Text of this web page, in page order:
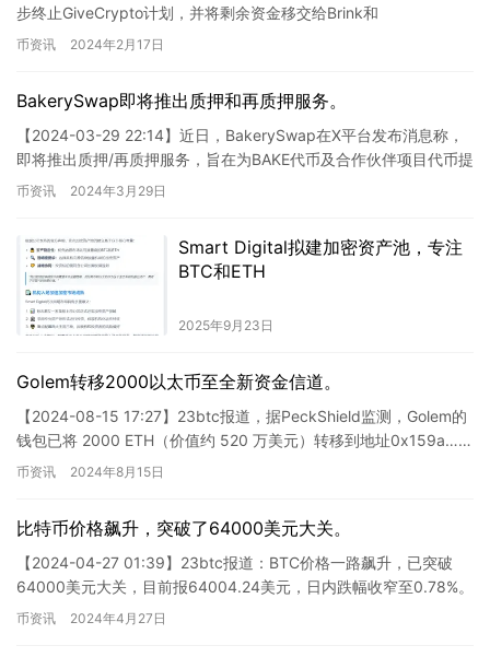
步终止GiveCrypto计划，并将剩余资金移交给Brink和
GiveDirectly。而B…
币资讯 2024年2月17日
BakerySwap即将推出质押和再质押服务。
【2024-03-29 22:14】近日，BakerySwap在X平台发布消息称，
即将推出质押/再质押服务，旨在为BAKE代币及合作伙伴项目代币提
供进一步支持。详情将在后续公布，敬…
币资讯 2024年3月29日
Smart Digital拟建加密资产池，专注
BTC和ETH
2025年9月23日
Golem转移2000以太币至全新资金信道。
【2024-08-15 17:27】23btc报道，据PeckShield监测，Golem的
钱包已将 2000 ETH（价值约 520 万美元）转移到地址0x159a……
币资讯 2024年8月15日
比特币价格飙升，突破了64000美元大关。
【2024-04-27 01:39】23btc报道：BTC价格一路飙升，已突破
64000美元大关，目前报64004.24美元，日内跌幅收窄至0.78%。
市场波动较为明显，请务必注意…
币资讯 2024年4月27日